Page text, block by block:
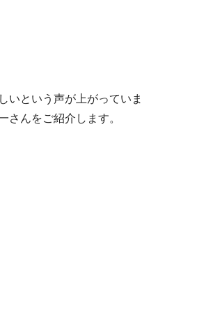
いという声が上がっていま
んをご紹介します。